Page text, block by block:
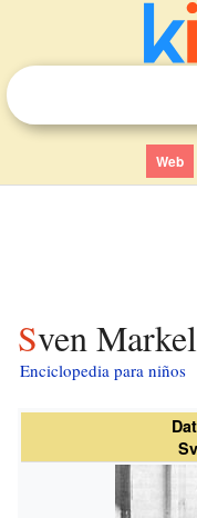
Web
Sven
Enciclopedia para niños